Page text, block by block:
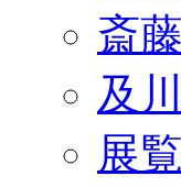
斎
及
展